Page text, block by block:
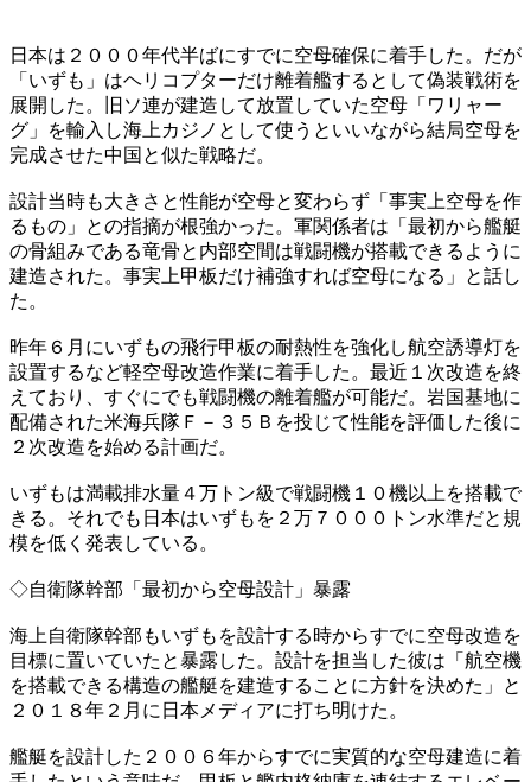
日本は２０００年代半ばにすでに空母確保に着手した。だが
「いずも」はヘリコプターだけ離着艦するとして偽装戦術を
展開した。旧ソ連が建造して放置していた空母「ワリャー
グ」を輸入し海上カジノとして使うといいながら結局空母を
完成させた中国と似た戦略だ。
設計当時も大きさと性能が空母と変わらず「事実上空母を作
るもの」との指摘が根強かった。軍関係者は「最初から艦艇
の骨組みである竜骨と内部空間は戦闘機が搭載できるように
建造された。事実上甲板だけ補強すれば空母になる」と話し
た。
昨年６月にいずもの飛行甲板の耐熱性を強化し航空誘導灯を
設置するなど軽空母改造作業に着手した。最近１次改造を終
えており、すぐにでも戦闘機の離着艦が可能だ。岩国基地に
配備された米海兵隊Ｆ－３５Ｂを投じて性能を評価した後に
２次改造を始める計画だ。
いずもは満載排水量４万トン級で戦闘機１０機以上を搭載で
きる。それでも日本はいずもを２万７０００トン水準だと規
模を低く発表している。
◇自衛隊幹部「最初から空母設計」暴露
海上自衛隊幹部もいずもを設計する時からすでに空母改造を
目標に置いていたと暴露した。設計を担当した彼は「航空機
を搭載できる構造の艦艇を建造することに方針を決めた」と
２０１８年２月に日本メディアに打ち明けた。
艦艇を設計した２００６年からすでに実質的な空母建造に着